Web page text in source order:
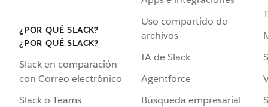
¿POR QUÉ SLACK?
¿POR QUÉ SLACK?
Slack en comparación
con Correo electrónico
Slack o Teams
Uso compartido de
archivos
IA de Slack
Agentforce
Búsqueda empresarial